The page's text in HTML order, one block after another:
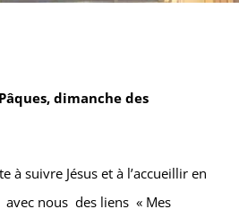
dimanche des
à suivre Jésus et à l’accueillir en
avec nous des liens « Mes